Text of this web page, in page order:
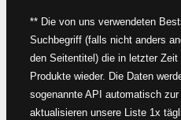
** Die von uns verwendeten
Suchbegriff (falls nicht anders
den Seitentitel) die in letzter
Produkte wieder. Die Daten
sogenannte API automatisch
aktualisieren unsere Liste 1x